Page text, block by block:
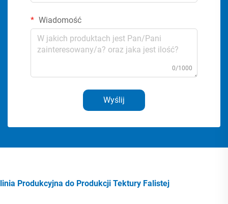
Wiadomość
0/1000
Wyślij
linia Produkcyjna do Produkcji Tektury Falistej